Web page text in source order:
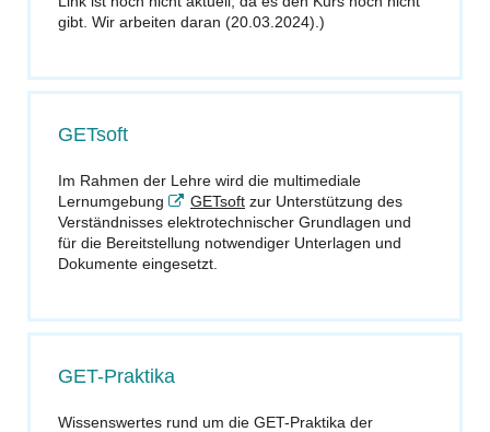
gibt. Wir arbeiten daran (20.03.2024).)
GETsoft
Im Rahmen der Lehre wird die multimediale
Lernumgebung
GETsoft zur Unterstützung des
Verständnisses elektrotechnischer Grundlagen und
für die Bereitstellung notwendiger Unterlagen und
Dokumente eingesetzt.
GET-Praktika
Wissenswertes rund um die GET-Praktika der